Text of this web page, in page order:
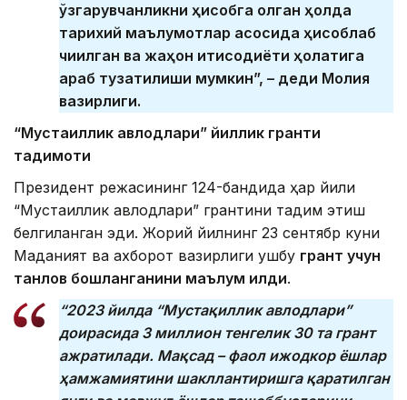
ўзгарувчанликни ҳисобга олган ҳолда
тарихий маълумотлар асосида ҳисоблаб
чиқилган ва жаҳон иқтисодиёти ҳолатига
қараб тузатилиши мумкин”, – деди Молия
вазирлиги.
“Мустақиллик авлодлари” йиллик гранти
тақдимоти
Президент режасининг 124-бандида ҳар йили
“Мустақиллик авлодлари” грантини тақдим этиш
белгиланган эди. Жорий йилнинг 23 сентябр куни
Маданият ва ахборот вазирлиги ушбу грант учун
танлов бошланганини маълум қилди.
“2023 йилда “Мустақиллик авлодлари”
доирасида 3 миллион тенгелик 30 та грант
ажратилади. Мақсад – фаол ижодкор ёшлар
ҳамжамиятини шакллантиришга қаратилган